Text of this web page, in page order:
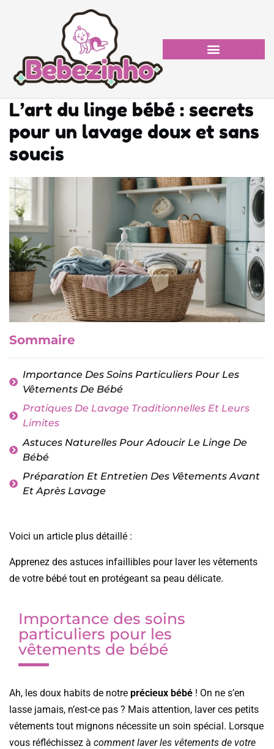
L’art du linge bébé : secrets
pour un lavage doux et sans
soucis
Sommaire
Importance Des Soins Particuliers Pour Les
Vêtements De Bébé
Pratiques De Lavage Traditionnelles Et Leurs
Limites
Astuces Naturelles Pour Adoucir Le Linge De
Bébé
Préparation Et Entretien Des Vêtements Avant
Et Après Lavage
Voici un article plus détaillé :
Apprenez des astuces infaillibles pour laver les vêtements
de votre bébé tout en protégeant sa peau délicate.
Importance des soins
particuliers pour les
vêtements de bébé
Ah, les doux habits de notre précieux bébé ! On ne s’en
lasse jamais, n’est-ce pas ? Mais attention, laver ces petits
vêtements tout mignons nécessite un soin spécial. Lorsque
vous réfléchissez à comment laver les vêtements de votre